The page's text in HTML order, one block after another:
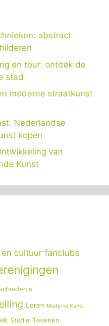
abstract
en tour: ontdek de
stad
moderne straatkunst
Nederlandse
kopen
van
Kunst
en cultuur fanclubs
Leren Moderne Kunst
Studie Tekenen